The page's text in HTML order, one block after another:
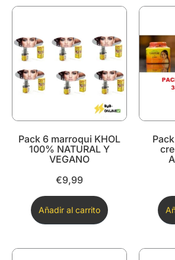
Pack 6 marroqui KHOL
100% NATURAL Y
VEGANO
€9,99
Añadir al carrito